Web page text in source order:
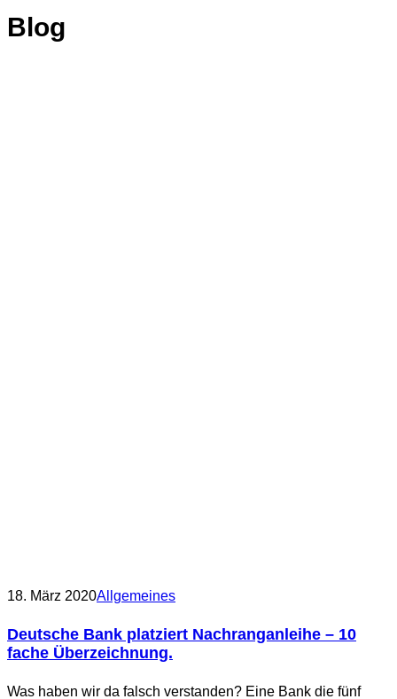
Blog
18. März 2020Allgemeines
Deutsche Bank platziert Nachranganleihe – 10
fache Überzeichnung.
Was haben wir da falsch verstanden? Eine Bank die fünf